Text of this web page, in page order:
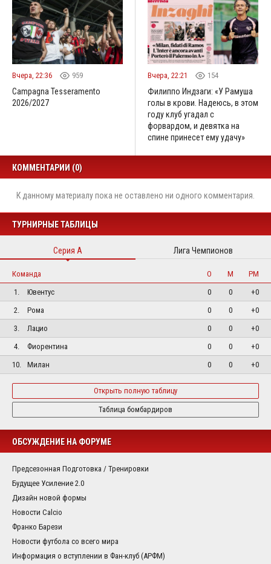
Вчера, 22:36 959
Campagna Tesseramento
2026/2027
Вчера, 22:21 154
Филиппо Индзаги: «У Рамуша
голы в крови. Надеюсь, в этом
году клуб угадал с
форвардом, и девятка на
спине принесет ему удачу»
КОММЕНТАРИИ (0)
К данному материалу пока не оставлено ни одного комментария.
ТУРНИРНЫЕ ТАБЛИЦЫ
Серия А Лига Чемпионов
Команда О М
РМ
1.
Ювентус 0 0
+0
2.
Рома 0 0
+0
3.
Лацио 0 0
+0
4.
Фиорентина 0 0
+0
10.
Милан 0 0 +0
Открыть полную таблицу
Таблица бомбардиров
ОБСУЖДЕНИЕ НА ФОРУМЕ
Предсезонная Подготовка / Тренировки
Будущее Усиление 2.0
Дизайн новой формы
Новости Calcio
Франко Барези
Новости футбола со всего мира
Информация о вступлении в Фан-клуб (АРФМ)